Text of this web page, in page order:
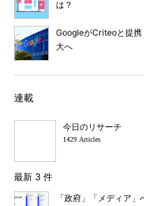
は？
GoogleがCriteoと提
大へ
連載
今日のリサーチ
1429 Articles
最新 3 件
「政府」「メディア